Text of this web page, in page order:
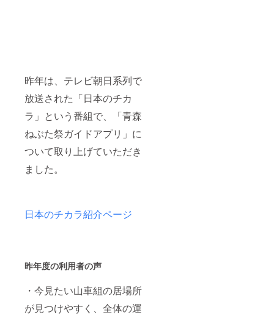
昨年は、テレビ朝日系列で
放送された「日本のチカ
ラ」という番組で、「青森
ねぶた祭ガイドアプリ」に
ついて取り上げていただき
ました。
日本のチカラ紹介ページ
昨年度の利用者の声
・今見たい山車組の居場所
が見つけやすく、全体の運